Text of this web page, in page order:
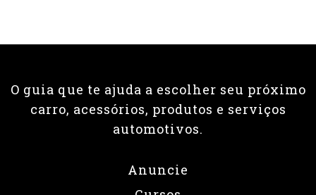
O guia que te ajuda a escolher seu próximo
carro, acessórios, produtos e serviços
automotivos.
Anuncie